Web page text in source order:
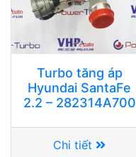
Turbo tăng áp
Hyundai SantaFe
2.2 – 282314A700
Chi tiết